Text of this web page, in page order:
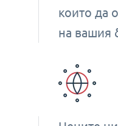
които да
на вашия